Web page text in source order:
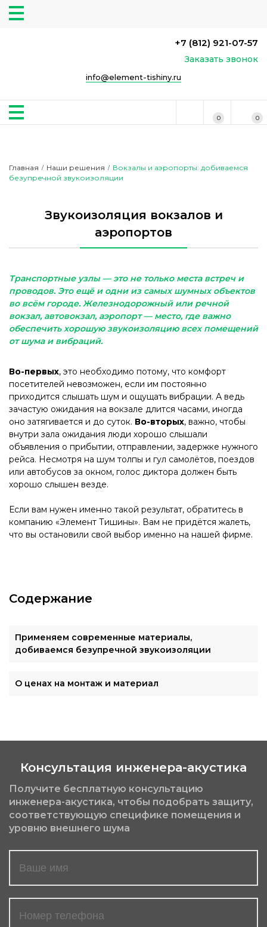
+7 (812) 921-07-57
Заказать звонок
info@element-tishiny.ru
0
0
Главная / Наши решения / Вокзалы и аэропорты: добиваемся
безупречной звукоизоляции
Звукоизоляция вокзалов и
аэропортов
Транспортные узлы — это не только места встреч и
проводов. Это ещё и одни из самых шумных объектов
во всём городе. Железнодорожный или речной
вокзал, автовокзал, аэропорт — место, где важно
обеспечить хорошую звукоизоляцию всех помещений
от шума и вибраций.
Во-первых, это необходимо потому, что комфорт
посетителей невозможен, если им постоянно
приходится слышать шум и ощущать вибрации. А ведь
зачастую ожидания на вокзале длится часами, иногда
оно затягивается и до суток. Во-вторых, важно, чтобы
внутри зала ожидания люди хорошо слышали
объявления о прибытии, отправлении, задержке нужного
рейса. Несмотря на шум толпы и гул самолётов, поездов
или автобусов за окном, голос диктора должен быть
хорошо слышен везде.
Если вам нужен именно такой результат, обратитесь в
компанию «Элемент Тишины». Вам не придётся жалеть,
что вы остановили свой выбор именно на нашей фирме.
Содержание
Применяем современные материалы,
добиваемся безупречной звукоизоляции
О ценах на монтаж и материал
Консультация инженера-акустика
Получите бесплатную консультацию
инженера-акустика, чтобы подобрать защиту,
соответствующую специфике помещения и
уровню внешнего шума